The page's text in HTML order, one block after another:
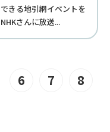
できる地引網イベントを
NHKさんに放送...
6 7 8